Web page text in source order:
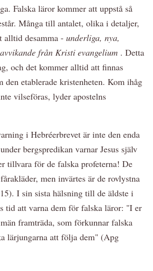
Falska läror kommer att uppstå så
Många till antalet, olika i detaljer,
alltid desamma - underliga, nya,
från Kristi evangelium . Detta
och det kommer alltid att finnas
den etablerade kristenheten. Kom ihåg
vilseföras, lyder apostelns
i Hebréerbrevet är inte den enda
bergspredikan varnar Jesus själv
tillvara för de falska profeterna! De
men invärtes är de rovlystna
I sin sista hälsning till de äldste i
tid att varna dem för falska läror: "I er
framträda, som förkunnar falska
lärjungarna att följa dem" (Apg